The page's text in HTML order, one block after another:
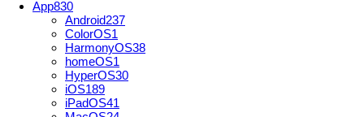
App830
Android237
ColorOS1
HarmonyOS38
homeOS1
HyperOS30
iOS189
iPadOS41